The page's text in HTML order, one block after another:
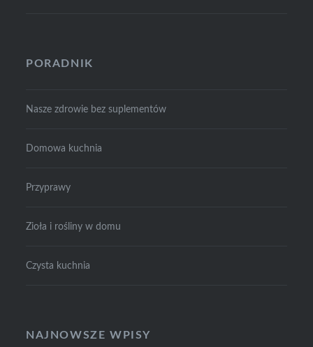
PORADNIK
Nasze zdrowie bez suplementów
Domowa kuchnia
Przyprawy
Zioła i rośliny w domu
Czysta kuchnia
NAJNOWSZE WPISY